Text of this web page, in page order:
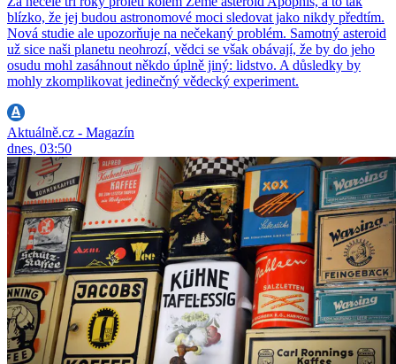
blízko, že jej budou astronomové moci sledovat jako nikdy předtím.
Nová studie ale upozorňuje na nečekaný problém. Samotný asteroid
už sice naši planetu neohrozí, vědci se však obávají, že by do jeho
osudu mohl zasáhnout někdo úplně jiný: lidstvo. A důsledky by
mohly zkomplikovat jedinečný vědecký experiment.
Aktuálně.cz - Magazín
dnes, 03:50